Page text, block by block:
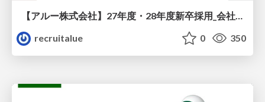
【アルー株式会社】27年度・28年度新卒採用_会社説明資料
recruitalue
0 350